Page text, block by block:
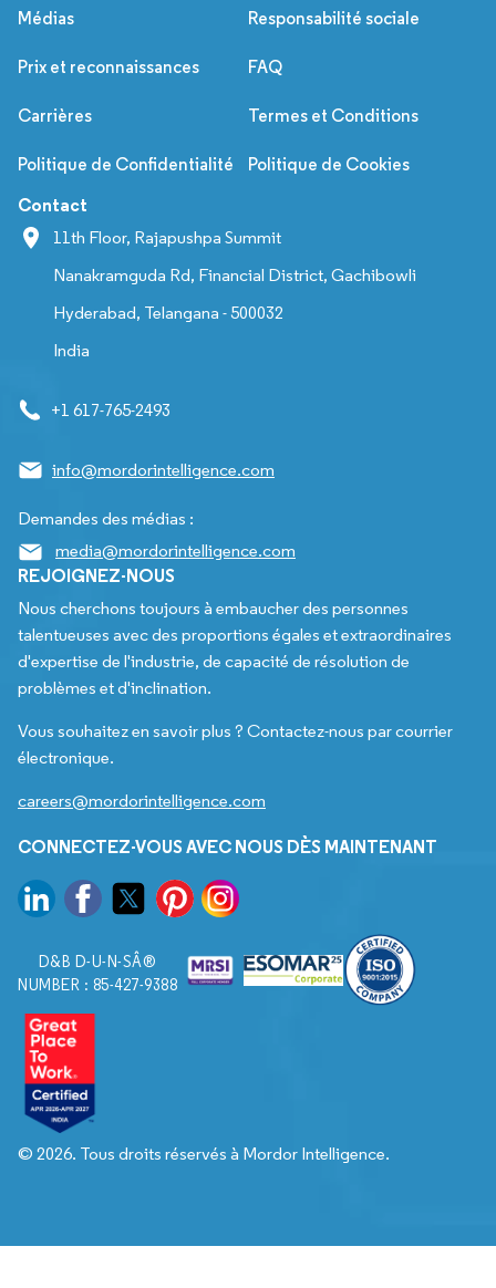
Médias Responsabilité sociale
Prix et reconnaissances FAQ
Carrières Termes et Conditions
Politique de Confidentialité Politique de Cookies
Contact
11th Floor, Rajapushpa Summit
Nanakramguda Rd, Financial District, Gachibowli
Hyderabad, Telangana - 500032
India
+1 617-765-2493
info@mordorintelligence.com
Demandes des médias :
media@mordorintelligence.com
REJOIGNEZ-NOUS
Nous cherchons toujours à embaucher des personnes
talentueuses avec des proportions égales et extraordinaires
d'expertise de l'industrie, de capacité de résolution de
problèmes et d'inclination.
Vous souhaitez en savoir plus ? Contactez-nous par courrier
électronique.
careers@mordorintelligence.com
CONNECTEZ-VOUS AVEC NOUS DÈS MAINTENANT
D&B D-U-N-SÂ®
NUMBER : 85-427-9388
© 2026. Tous droits réservés à Mordor Intelligence.